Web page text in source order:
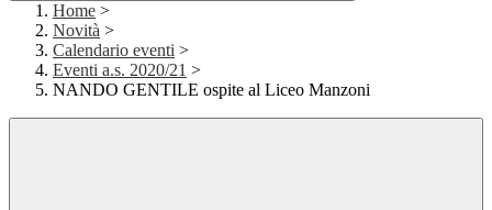
Home >
Novità >
Calendario eventi >
Eventi a.s. 2020/21 >
NANDO GENTILE ospite al Liceo Manzoni